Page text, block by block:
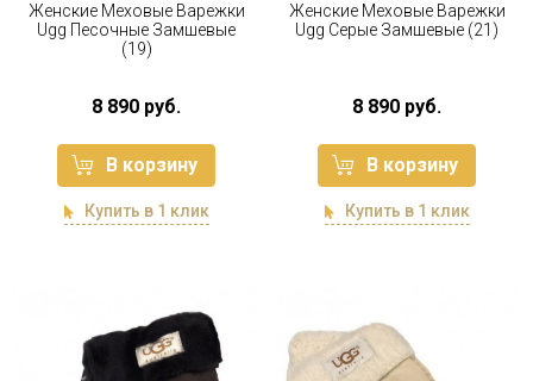
Женские Меховые Варежки
Ugg Песочные Замшевые
(19)
8 890 руб.
В корзину
Купить в 1 клик
Женские Меховые Варежки
Ugg Серые Замшевые (21)
8 890 руб.
В корзину
Купить в 1 клик